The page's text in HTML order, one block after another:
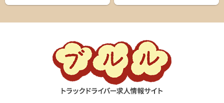
ト＆ナローボディ（G...